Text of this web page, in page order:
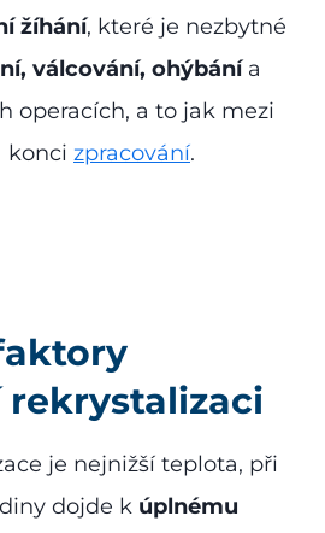
žíhání, které je nezbytné
válcování, ohýbánía
operacích, a to jak mezi
konci zpracování.
je nejnižší teplota, při
dojde k úplnému